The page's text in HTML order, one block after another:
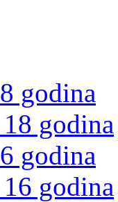
godina
godina
godina
godina